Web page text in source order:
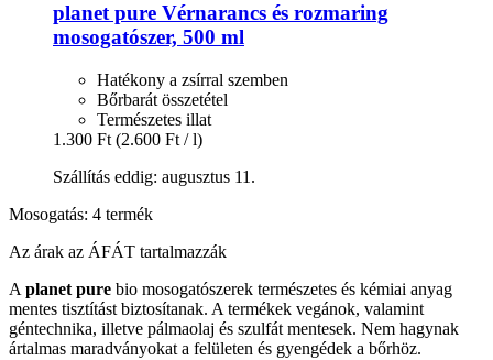
planet pure Vérnarancs és rozmaring
mosogatószer, 500 ml
Hatékony a zsírral szemben
Bőrbarát összetétel
Természetes illat
1.300 Ft (2.600 Ft / l)
Szállítás eddig: augusztus 11.
Mosogatás: 4 termék
Az árak az ÁFÁT tartalmazzák
A planet pure bio mosogatószerek természetes és kémiai anyag
mentes tisztítást biztosítanak. A termékek vegánok, valamint
géntechnika, illetve pálmaolaj és szulfát mentesek. Nem hagynak
ártalmas maradványokat a felületen és gyengédek a bőrhöz.